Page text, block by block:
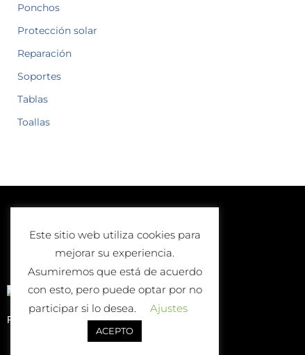
Ponchos
Protección solar
Reparación
Soportes
Tablas
Toallas
Lunes a Viernes
10:00-13:00 | 17:00-20:00
10:00-13:00
Política de Devolución o Cambio
Este sitio web utiliza cookies para
mejorar su experiencia.
Asumiremos que está de acuerdo
con esto, pero puede optar por no
participar si lo desea.
Ajustes
ACEPTO